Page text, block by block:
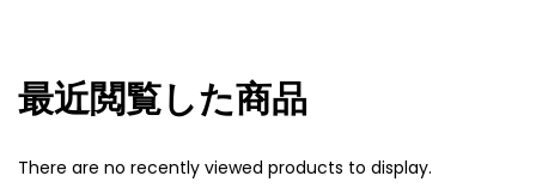
最近閲覧した商品
There are no recently viewed products to display.